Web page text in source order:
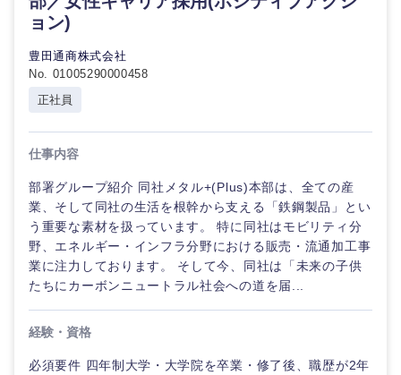
ョン)
豊田通商株式会社
No. 01005290000458
正社員
仕事内容
部署グループ紹介 同社メタル+(Plus)本部は、全ての産
業、そして同社の生活を根幹から支える「鉄鋼製品」とい
う重要な素材を扱っています。 特に同社はモビリティ分
野、エネルギー・インフラ分野における販売・流通加工事
業に注力しております。 そして今、同社は「未来の子供
たちにカーボンニュートラル社会への道を届...
経験・資格
必須要件 四年制大学・大学院を卒業・修了後、職歴が2年